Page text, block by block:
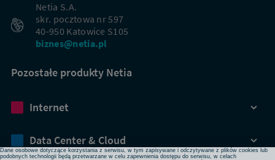
Netia S.A.
skr. pocztowa nr 597
40-950 Katowice S105
biznes@netia.pl
Pozostałe produkty Netia
Internet
Data Center & Cloud
Używamy plików cookies lub podobnych technologii w celu zapewnienia Ci dostępu do serwisu,
usprawniania jego działania, profilowania i wyświetlania treści dopasowanych do Twoich potrzeb. W
może spowodować brak dostępu do niektórych funkcji serwisu.
Dane osobowe dotyczące korzystania z serwisu, w tym zapisywane i odczytywane z plików cookies lub
podobnych technologii będą przetwarzane w celu zapewnienia dostępu do serwisu, w celach